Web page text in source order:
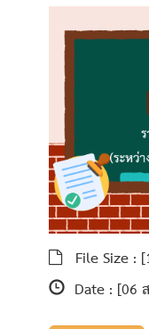
File Size :
Date : [06